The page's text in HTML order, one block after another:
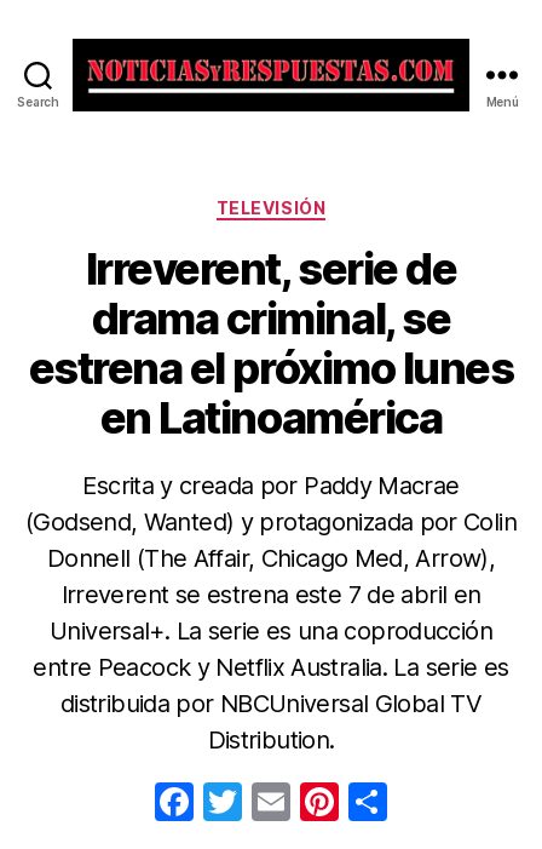
Search Menú
Categorías
TELEVISIÓN
Irreverent, serie de
drama criminal, se
estrena el próximo lunes
en Latinoamérica
Escrita y creada por Paddy Macrae
(Godsend, Wanted) y protagonizada por Colin
Donnell (The Affair, Chicago Med, Arrow),
Irreverent se estrena este 7 de abril en
Universal+. La serie es una coproducción
entre Peacock y Netflix Australia. La serie es
distribuida por NBCUniversal Global TV
Distribution.
F T E Pi